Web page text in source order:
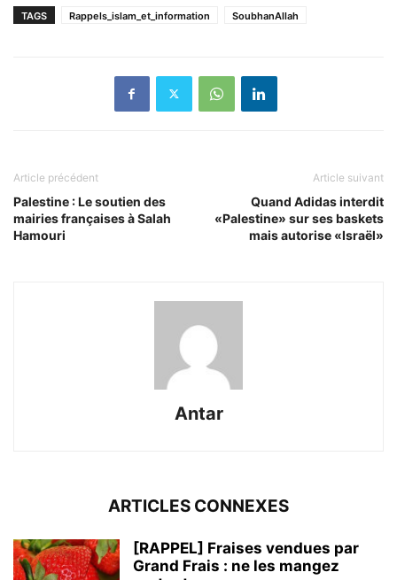
TAGS Rappels_islam_et_information SoubhanAllah
Article précédent
Palestine : Le soutien des
mairies françaises à Salah
Hamouri
Article suivant
Quand Adidas interdit
«Palestine» sur ses baskets
mais autorise «Israël»
Antar
ARTICLES CONNEXES
[RAPPEL] Fraises vendues par
Grand Frais : ne les mangez